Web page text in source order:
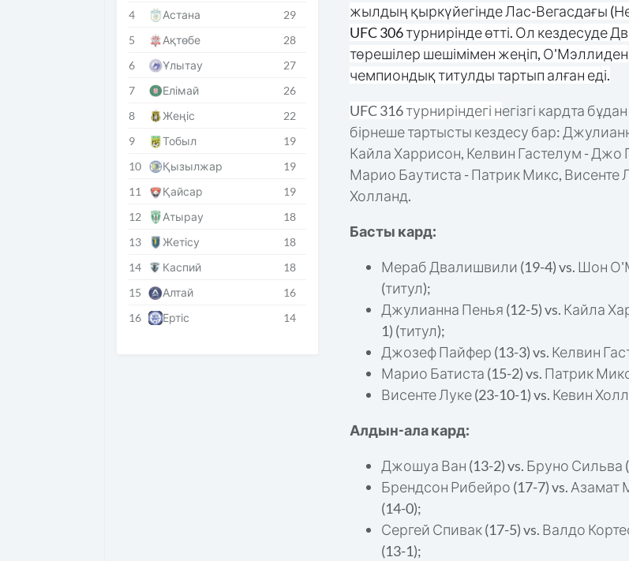
4
Астана
29
5
Ақтөбе
28
6
Ұлытау
27
7
Елімай
26
8
Жеңіс
22
9
Тобыл
19
10
Қызылжар
19
11
Қайсар
19
12
Атырау
18
13
Жетісу
18
14
Каспий
18
15
Алтай
16
16
Ертіс 14
жылдың қыркүйегінде Лас-Вегасдағы
UFC 306 турнирінде өтті. Ол кездесуде
төрешілер шешімімен жеңіп, О'Мэллиден
чемпиондық титулды тартып алған еді.
UFC 316 турниріндегі негізгі кардта
бірнеше тартысты кездесу бар:
Кайла Харрисон, Келвин Гастелум - Джо
Марио Баутиста - Патрик Микс, Висенте
Холланд.
Басты кард:
Мераб Двалишвили (19-4) vs. Шон
(титул);
Джулианна Пенья (12-5) vs. Кайла
1) (титул);
Джозеф Пайфер (13-3) vs. Келвин
Марио Батиста (15-2) vs. Патрик
Висенте Луке (23-10-1) vs. Кевин
Алдын-ала кард:
Джошуа Ван (13-2) vs. Бруно Сильва
Брендсон Рибейро (17-7) vs. Азамат
(14-0);
Сергей Спивак (17-5) vs. Валдо
(13-1);